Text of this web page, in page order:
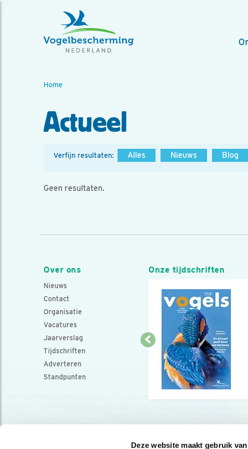
Deze website maakt gebruik
Home
Actueel
Verfijn resultaten: Alles Nieuws Blog
Geen resultaten.
Over ons
Nieuws
Contact
Organisatie
Vacatures
Jaarverslag
Tijdschriften
Adverteren
Standpunten
Onze tijdschriften